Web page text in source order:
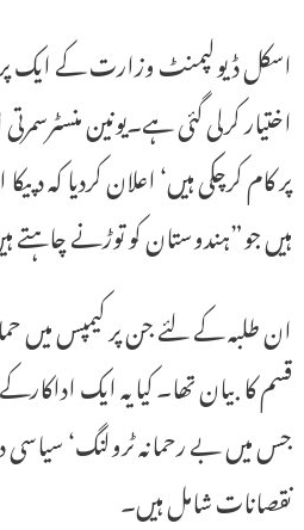
اسکل ڈیولپمنٹ وزارت کے ایک
اختیار کرلی گئی ہے۔یونین
پر کام کرچکی ہیں‘ اعلان کردیا کہ
ہیں جو”ہندوستان کو توڑنے چاہتے
ان طلبہ کے لئے جن پر کیمپس میں
قسم کا بیان تھا۔ کیایہ ایک
جس میں بے رحمانہ ٹرولنگ‘ سیاسی
نقصانات شامل ہیں۔